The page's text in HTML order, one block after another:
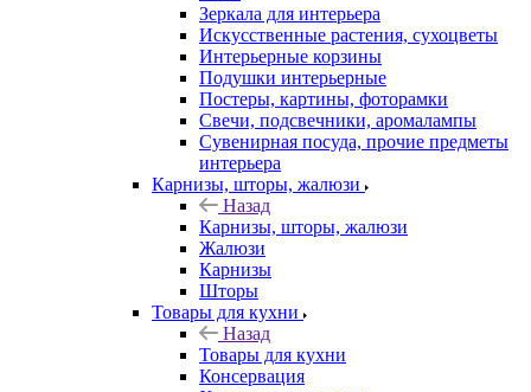
Зеркала для интерьера
Искусственные растения, сухоцветы
Интерьерные корзины
Подушки интерьерные
Постеры, картины, фоторамки
Свечи, подсвечники, аромалампы
Сувенирная посуда, прочие предметы
интерьера
Карнизы, шторы, жалюзи
Назад
Карнизы, шторы, жалюзи
Жалюзи
Карнизы
Шторы
Товары для кухни
Назад
Товары для кухни
Консервация